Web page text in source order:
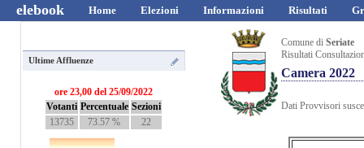
elebook Home Elezioni Informazioni Risultati
Ultime Affluenze
ore 23,00 del 25/09/2022
Votanti Percentuale Sezioni
13735
73.57 % 22
Comune di Seriate
Risultati
Camera 2022
Dati Provvisori